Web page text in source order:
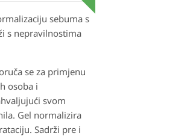
sebuma s
s nepravilnostima
se za primjenu
osoba i
svom
Gel normalizira
Sadrži pre i